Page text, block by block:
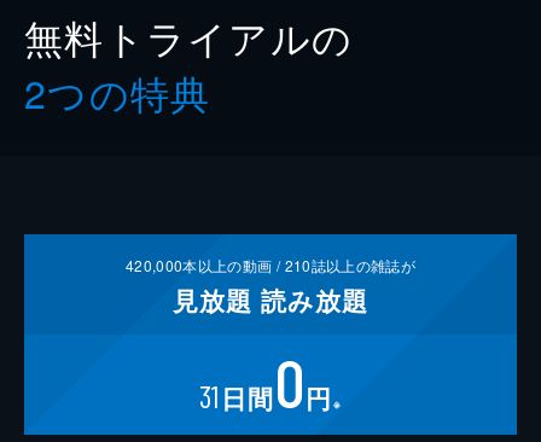
無料トライアルの
2つの特典
420,000本以上の動画 /210誌以上の雑誌が
見放題 読み放題
31 日間0円 ※